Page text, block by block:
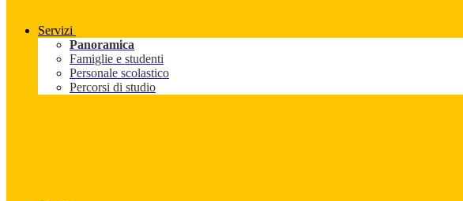
Servizi
Panoramica
Famiglie e studenti
Personale scolastico
Percorsi di studio